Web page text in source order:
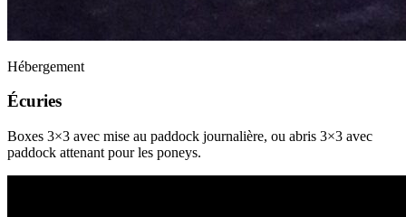
Hébergement
Écuries
Boxes 3×3 avec mise au paddock journalière, ou abris 3×3 avec
paddock attenant pour les poneys.